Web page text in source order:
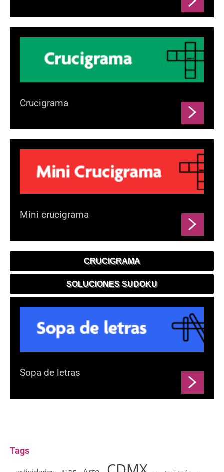
Crucigrama
Mini crucigrama
CRUCIGRAMA
SOLUCIONES SUDOKU
Sopa de letras
Tags